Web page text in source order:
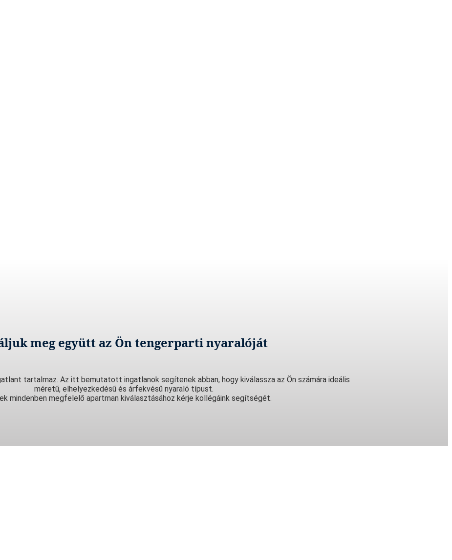
meg együtt az Ön tengerparti nyaralóját
tartalmaz. Az itt bemutatott ingatlanok segítenek abban, hogy kiválassza az Ön számára ideális
méretű, elhelyezkedésű és árfekvésű nyaraló típust.
mindenben megfelelő apartman kiválasztásához kérje kollégáink segítségét.